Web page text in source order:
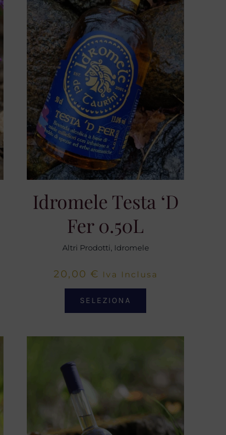
Idromele Testa ‘d
Fer 0.50L
Altri Prodotti Idromele
20,00 € Iva Inclusa
SELEZIONA